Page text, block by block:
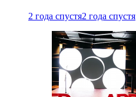
2 года спустя2 года спустя